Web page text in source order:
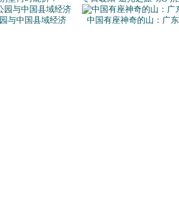
与中国县域经济 中国有座神奇的山：广